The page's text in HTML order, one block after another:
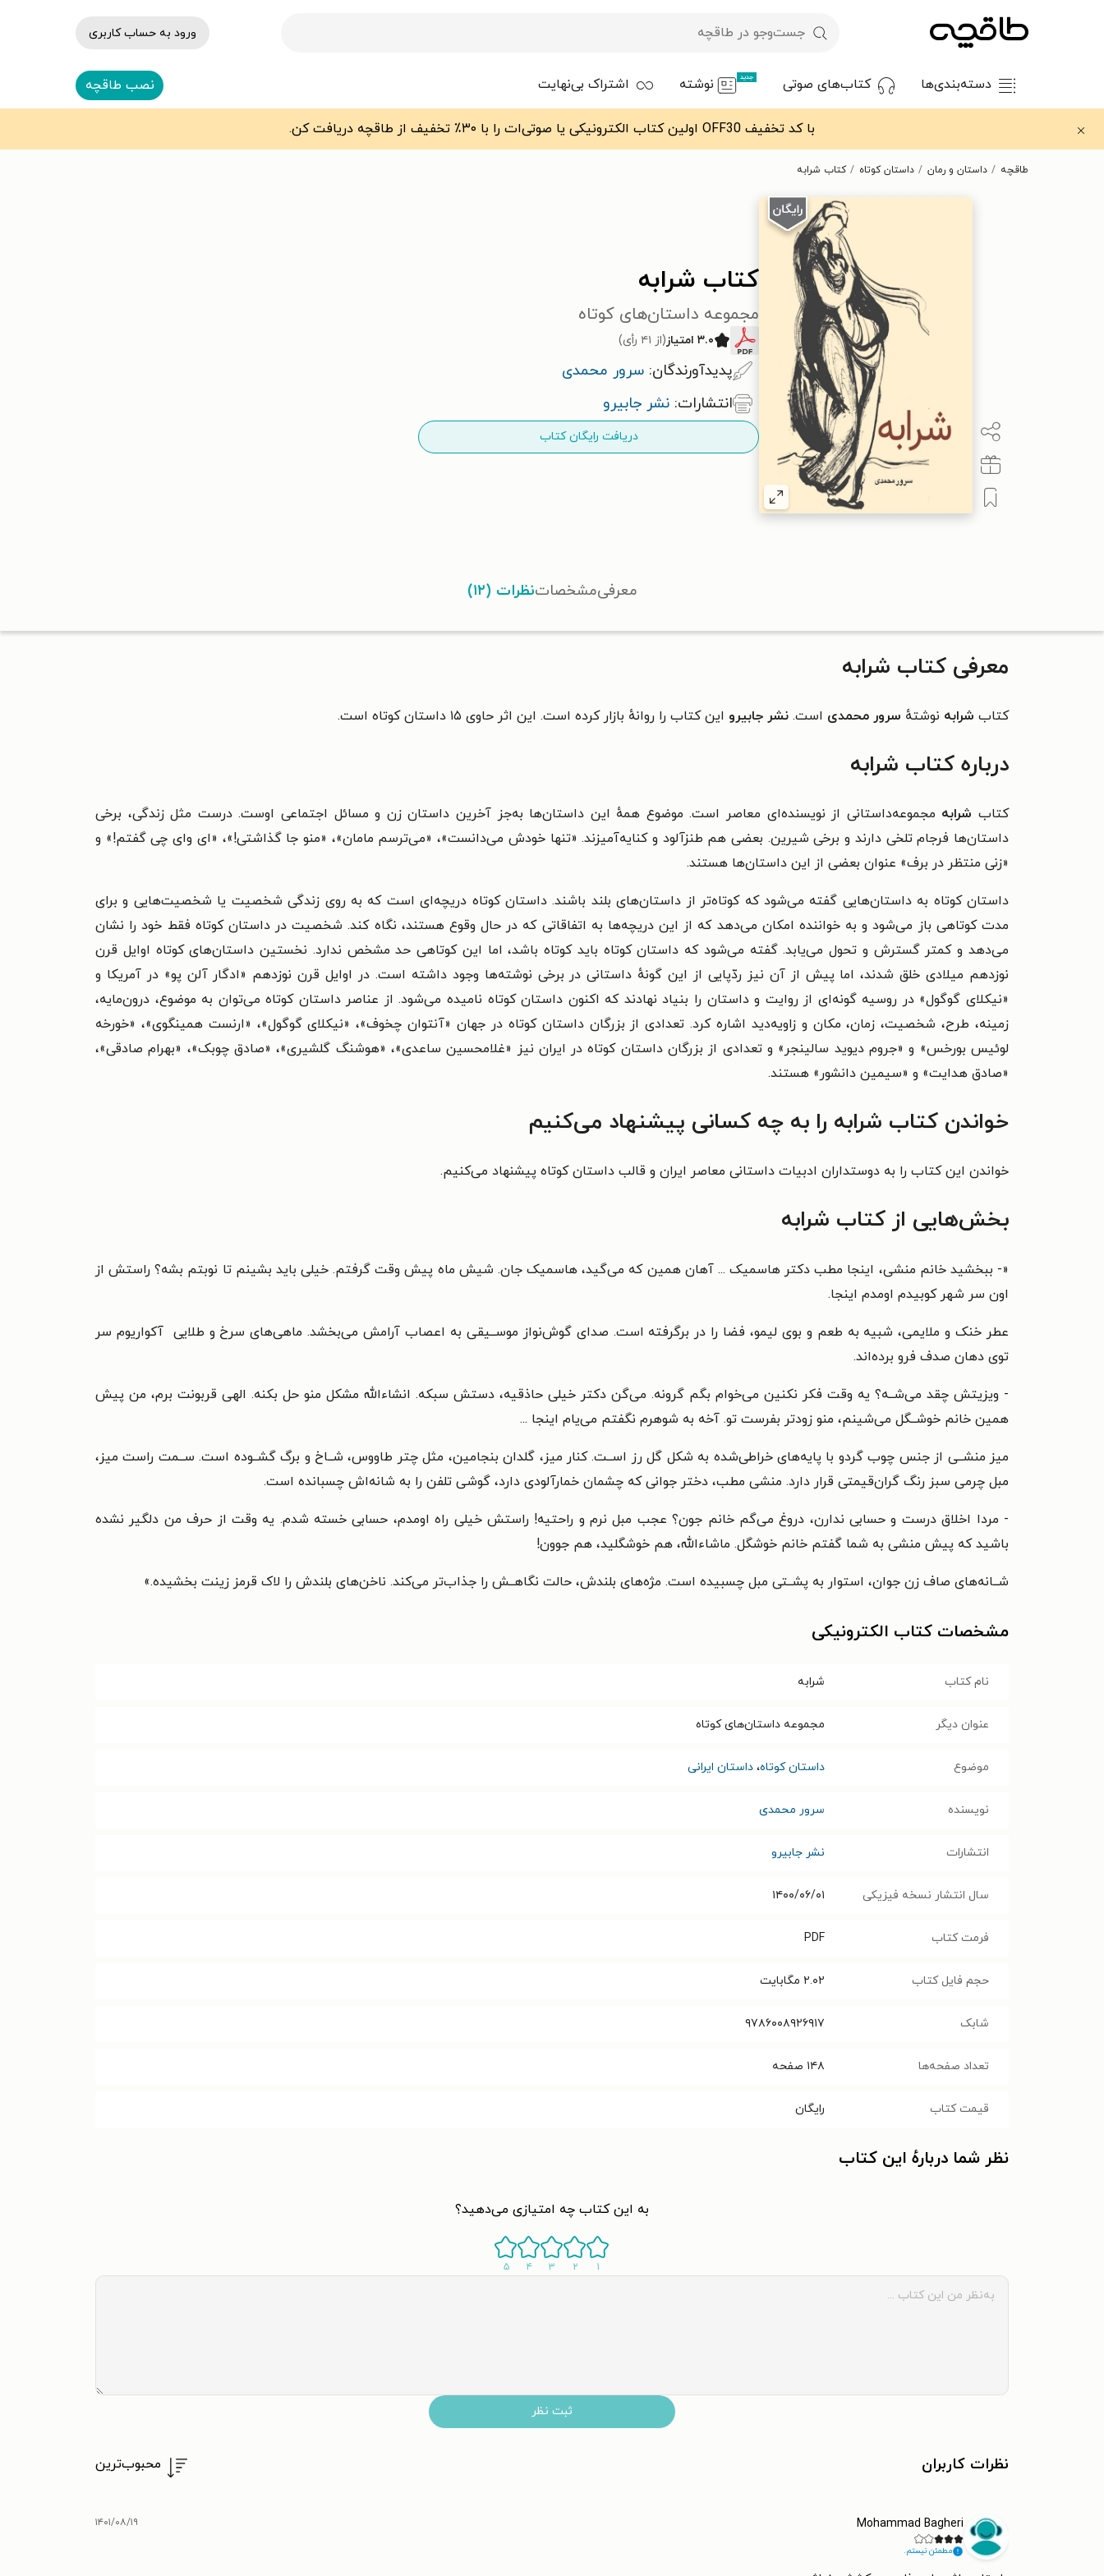
ورود به حساب کاربری
دسته‌بندی‌ها کتاب‌های صوتی جدید نوشته اشتراک بی‌نهایت نصب طاقچه
با کد تخفیف OFF30 اولین کتاب الکترونیکی یا صوتی‌ات را با ۳۰٪ تخفیف از طاقچه دریافت کن.
طاقچه داستان و رمان داستان کوتاه کتاب شرابه
کتاب شرابه
مجموعه داستان‌های کوتاه
۳.۰ امتیاز (از ۴۱ رأی)
پدیدآورندگان: سرور محمدی
انتشارات: نشر جابیرو
دریافت رایگان کتاب
معرفیمشخصاتنظرات (۱۲)
معرفی کتاب شرابه
کتاب شرابه نوشتهٔ سرور محمدی است. نشر جابیرو این کتاب را روانهٔ بازار کرده است. این اثر حاوی ۱۵ داستان کوتاه است.
درباره کتاب شرابه
کتاب شرابه مجموعه‌داستانی از نویسنده‌ای معاصر است. موضوع همهٔ این داستان‌ها به‌جز آخرین داستان زن و مسائل اجتماعی اوست. درست مثل زندگی، برخی
داستان‌ها فرجام تلخی دارند و برخی شیرین. بعضی هم طنزآلود و کنایه‌آمیزند. «تنها خودش می‌دانست»، «می‌ترسم مامان»، «منو جا گذاشتی!»، «ای وای چی گفتم!» و
«زنی منتظر در برف» عنوان بعضی از این داستان‌ها هستند.
داستان کوتاه به داستان‌هایی گفته می‌شود که کوتاه‌تر از داستان‌های بلند باشند. داستان کوتاه دریچه‌ای است که به روی زندگی شخصیت یا شخصیت‌هایی و برای
مدت کوتاهی باز می‌شود و به خواننده امکان می‌دهد که از این دریچه‌ها به اتفاقاتی که در حال وقوع هستند، نگاه کند. شخصیت در داستان کوتاه فقط خود را نشان
می‌دهد و کمتر گسترش و تحول می‌یابد. گفته می‌شود که داستان کوتاه باید کوتاه باشد، اما این کوتاهی حد مشخص ندارد. نخستین داستان‌های کوتاه اوایل قرن
نوزدهم میلادی خلق شدند، اما پیش از آن نیز ردّپایی از این گونهٔ داستانی در برخی نوشته‌ها وجود داشته است. در اوایل قرن نوزدهم «ادگار آلن پو» در آمریکا و
«نیکلای گوگول» در روسیه گونه‌ای از روایت و داستان را بنیاد نهادند که اکنون داستان کوتاه نامیده می‌شود. از عناصر داستان کوتاه می‌توان به موضوع، درون‌مایه،
زمینه، طرح، شخصیت، زمان، مکان و زاویه‌دید اشاره کرد. تعدادی از بزرگان داستان کوتاه در جهان «آنتوان چخوف»، «نیکلای گوگول»، «ارنست همینگوی»، «خورخه
لوئیس بورخس» و «جروم دیوید سالینجر» و تعدادی از بزرگان داستان کوتاه در ایران نیز «غلامحسین ساعدی»، «هوشنگ گلشیری»، «صادق چوبک»، «بهرام صادقی»،
«صادق هدایت» و «سیمین دانشور» هستند.
خواندن کتاب شرابه را به چه کسانی پیشنهاد می‌کنیم
خواندن این کتاب را به دوستداران ادبیات داستانی معاصر ایران و قالب داستان کوتاه پیشنهاد می‌کنیم.
بخش‌هایی از کتاب شرابه
«- ببخشید خانم منشی، اینجا مطب دکتر هاسمیک ... آهان همین که می‌گید، هاسمیک جان. شیش ماه پیش وقت گرفتم. خیلی باید بشینم تا نوبتم بشه؟ راستش از
اون سر شهر کوبیدم اومدم اینجا.
عطر خنک و ملایمی، شبیه به طعم و بوی لیمو، فضا را در برگرفته است. صدای گوش‌نواز موســیقی به اعصاب آرامش می‌بخشد. ماهی‌های سرخ و طلایی آکواریوم سر
توی دهان صدف فرو برده‌اند.
- ویزیتش چقد می‌شــه؟ یه وقت فکر نکنین می‌خوام بگم گرونه. می‌گن دکتر خیلی حاذقیه، دستش سبکه. انشاءالله مشکل منو حل بکنه. الهی قربونت برم، من پیش
همین خانم خوشــگل می‌شینم، منو زودتر بفرست تو. آخه به شوهرم نگفتم می‌یام اینجا ...
میز منشــی از جنس چوب گردو با پایه‌های خراطی‌شده به شکل گل رز اســت. کنار میز، گلدان بنجامین، مثل چتر طاووس، شــاخ و برگ گشــوده است. ســمت راست میز،
مبل چرمی سبز رنگ گران‌قیمتی قرار دارد. منشی مطب، دختر جوانی که چشمان خمارآلودی دارد، گوشی تلفن را به شانه‌اش چسبانده است.
- مردا اخلاق درست و حسابی ندارن، دروغ می‌گم خانم جون؟ عجب مبل نرم و راحتیه! راستش خیلی راه اومدم، حسابی خسته شدم. یه وقت از حرف من دلگیر نشده
باشید که پیش منشی به شما گفتم خانم خوشگل. ماشاءالله، هم خوشگلید، هم جوون!
شــانه‌های صاف زن جوان، استوار به پشــتی مبل چسبیده است. مژه‌های بلندش، حالت نگاهــش را جذاب‌تر می‌کند. ناخن‌های بلندش را لاک قرمز زینت بخشیده.»
مشخصات کتاب الکترونیکی
نام کتاب شرابه
عنوان دیگر مجموعه داستان‌های کوتاه
موضوع داستان کوتاه، داستان ایرانی
نویسنده سرور محمدی
انتشارات نشر جابیرو
سال انتشار نسخه فیزیکی ۱۴۰۰/۰۶/۰۱
فرمت کتاب PDF
حجم فایل کتاب ۲.۰۲ مگابایت
شابک ۹۷۸۶۰۰۸۹۲۶۹۱۷
تعداد صفحه‌ها ۱۴۸ صفحه
قیمت کتاب رایگان
نظر شما دربارهٔ این کتاب
به این کتاب چه امتیازی می‌دهید؟
۱ ۲ ۳ ۴ ۵
ثبت نظر
نظرات کاربران محبوب‌ترین
Mohammad Bagheri
مطمئن نیستم.
۱۴۰۱/۰۸/۱۹